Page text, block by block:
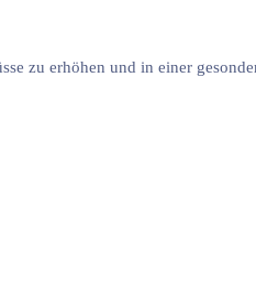
zu erhöhen und in einer